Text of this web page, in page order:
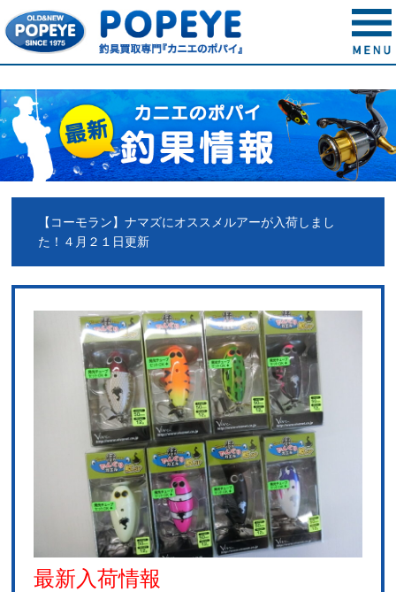
【コーモラン】ナマズにオススメルアーが入荷しまし
た！４月２１日更新
最新入荷情報